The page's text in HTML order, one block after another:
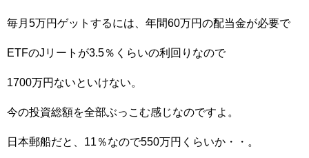
毎月5万円ゲットするには、年間60万円の配当金が必要で
ETFのJリートが3.5％くらいの利回りなので
1700万円ないといけない。
今の投資総額を全部ぶっこむ感じなのですよ。
日本郵船だと、11％なので550万円くらいか・・。